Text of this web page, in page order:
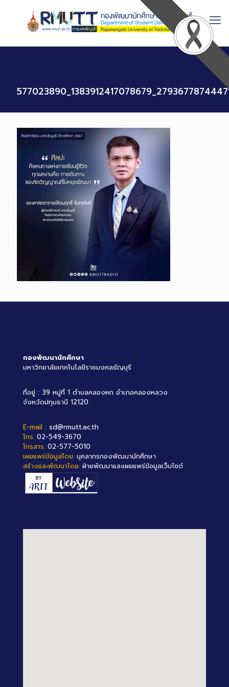
กองพัฒนานักศึกษา
มหาวิทยาลัยเทคโนโลยีราชมงคลธัญบุรี
ที่อยู่ : 39 หมู่ที่ 1 ตำบลคลองหก อำเภอคลองหลวง
จังหวัดปทุมธานี 12120
E-mail : sd@rmutt.ac.th
โทร. 02-549-3670
โทรสาร. 02-577-5010
เผยแพร่ข้อมูลโดย. บุคลากรกองพัฒนานักศึกษา
สร้างและพัฒนาโดย. ฝ่ายพัฒนาและเผยแพร่ข้อมูลเว็บไซต์